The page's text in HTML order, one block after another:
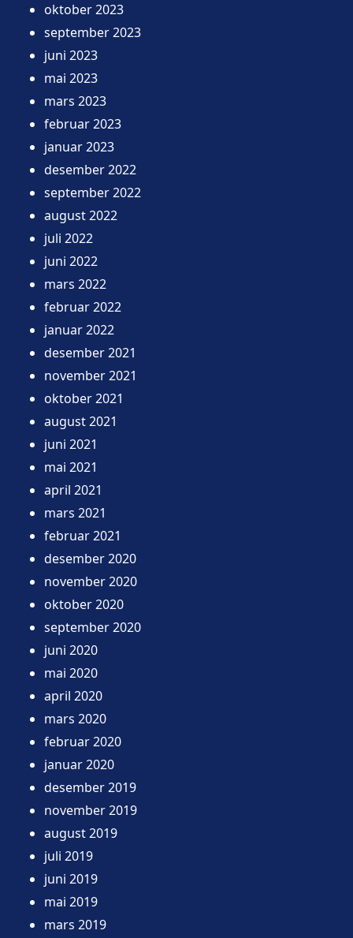
oktober 2023
september 2023
juni 2023
mai 2023
mars 2023
februar 2023
januar 2023
desember 2022
september 2022
august 2022
juli 2022
juni 2022
mars 2022
februar 2022
januar 2022
desember 2021
november 2021
oktober 2021
august 2021
juni 2021
mai 2021
april 2021
mars 2021
februar 2021
desember 2020
november 2020
oktober 2020
september 2020
juni 2020
mai 2020
april 2020
mars 2020
februar 2020
januar 2020
desember 2019
november 2019
august 2019
juli 2019
juni 2019
mai 2019
mars 2019